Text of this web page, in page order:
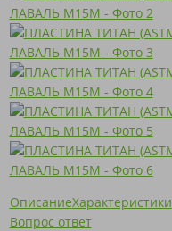
ОписаниеХарактеристики
Вопрос ответ